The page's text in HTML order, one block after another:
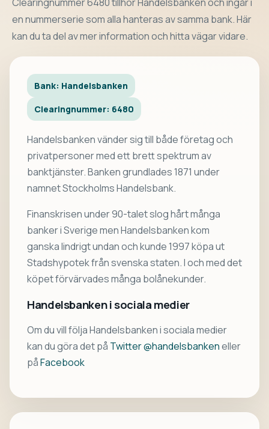
en nummerserie som alla hanteras av samma bank. Här
kan du ta del av mer information och hitta vägar vidare.
Bank: Handelsbanken
Clearingnummer: 6480
Handelsbanken vänder sig till både företag och
privatpersoner med ett brett spektrum av
banktjänster. Banken grundlades 1871 under
namnet Stockholms Handelsbank.
Finanskrisen under 90-talet slog hårt många
banker i Sverige men Handelsbanken kom
ganska lindrigt undan och kunde 1997 köpa ut
Stadshypotek från svenska staten. I och med det
köpet förvärvades många bolånekunder.
Handelsbanken i sociala medier
Om du vill följa Handelsbanken i sociala medier
kan du göra det på Twitter @handelsbankeneller
påFacebook